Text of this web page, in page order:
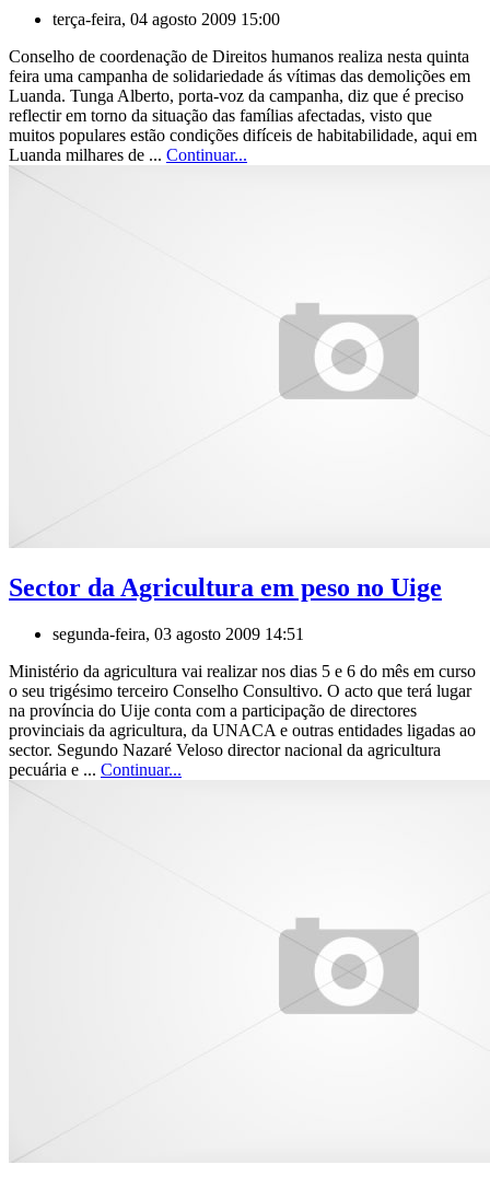
terça-feira, 04 agosto 2009 15:00
Conselho de coordenação de Direitos humanos realiza nesta quinta
feira uma campanha de solidariedade ás vítimas das demolições em
Luanda. Tunga Alberto, porta-voz da campanha, diz que é preciso
reflectir em torno da situação das famílias afectadas, visto que
muitos populares estão condições difíceis de habitabilidade, aqui em
Luanda milhares de ... Continuar...
Sector da Agricultura em peso no Uige
segunda-feira, 03 agosto 2009 14:51
Ministério da agricultura vai realizar nos dias 5 e 6 do mês em curso
o seu trigésimo terceiro Conselho Consultivo. O acto que terá lugar
na província do Uije conta com a participação de directores
provinciais da agricultura, da UNACA e outras entidades ligadas ao
sector. Segundo Nazaré Veloso director nacional da agricultura
pecuária e ... Continuar...